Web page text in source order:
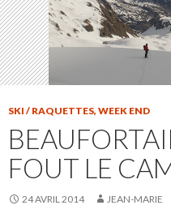
SKI / RAQUETTES, WEEK END
FOUT LE
24 AVRIL 2014 JEAN-MARIE